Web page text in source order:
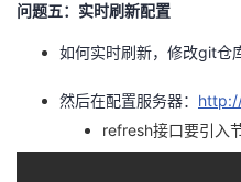
问题五：实时刷新配置
如何实时刷新，修改git仓
然后在配置服务器：
refresh接口要引入